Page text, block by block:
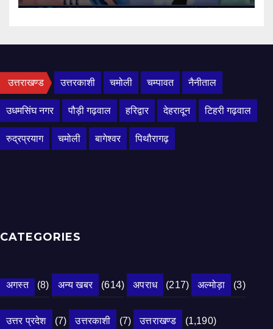
उत्तराखण्ड उत्तरकाशी चमोली चम्पावत नैनीताल
उधमसिंघ नगर पौड़ी गढ़वाल हरिद्वार देहरादून टिहरी गढ़वाल
रुद्रप्रयाग चमोली बागेश्वर पिथौरागढ़
CATEGORIES
अगस्त (8) अन्य खबर (614) अपराध (217) अल्मोड़ा (3)
उत्तर प्रदेश (7) उत्तरकाशी (7) उत्तराखण्ड (1,190)